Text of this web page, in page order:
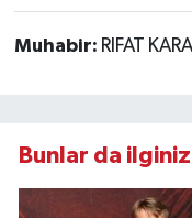
Muhabir: RIFAT KARA
Bunlar da